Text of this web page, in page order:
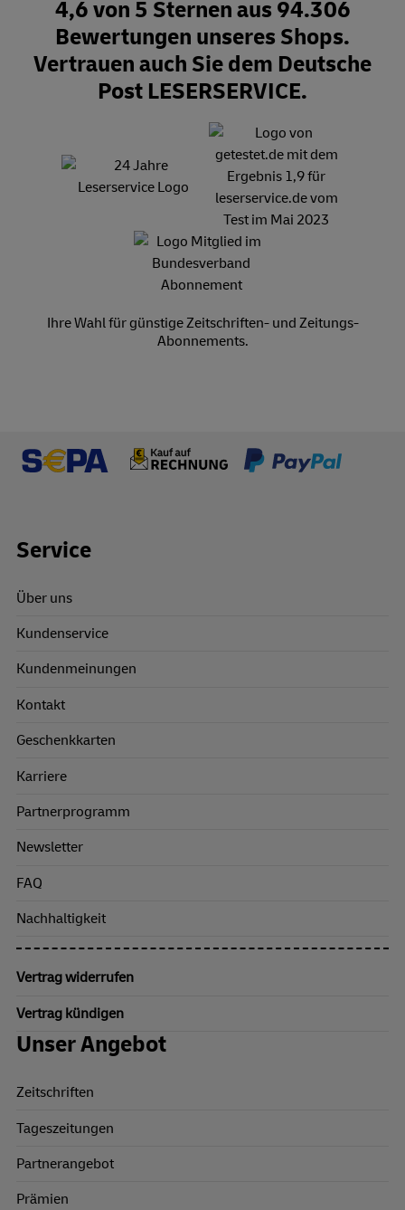
4,6 von 5 Sternen aus 94.306
Bewertungen unseres Shops.
Vertrauen auch Sie dem Deutsche
Post LESERSERVICE.
Ihre Wahl für günstige Zeitschriften- und Zeitungs-
Abonnements.
Footer Links
Service
Über uns
Kundenservice
Kundenmeinungen
Kontakt
Geschenkkarten
Karriere
Partnerprogramm
Newsletter
FAQ
Nachhaltigkeit
Vertrag widerrufen
Vertrag kündigen
Unser Angebot
Zeitschriften
Tageszeitungen
Partnerangebot
Prämien